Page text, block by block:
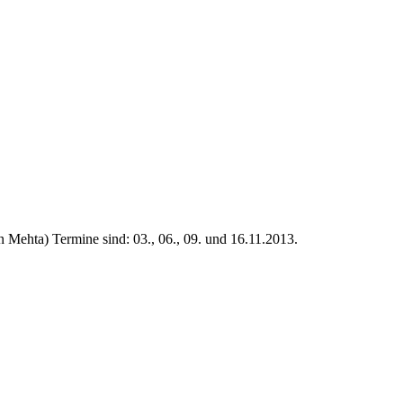
Termine sind: 03., 06., 09. und 16.11.2013.